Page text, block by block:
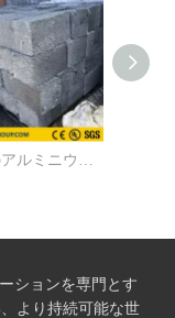
ションを専門とす
より持続可能な世